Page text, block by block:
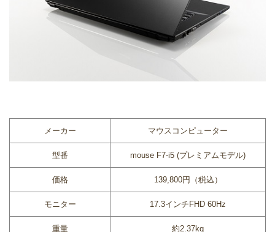
メーカー マウスコンピューター
型番 mouse F7-i5 (プレミアムモデル)
価格 139,800円（税込）
モニター 17.3インチFHD 60Hz
重量 約2.37kg